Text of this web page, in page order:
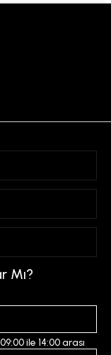
Mı?
ile 14:00 arası